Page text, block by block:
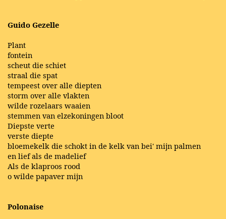
Guido Gezelle
Plant
fontein
scheut die schiet
straal die spat
tempeest over alle diepten
storm over alle vlakten
wilde rozelaars waaien
stemmen van elzekoningen bloot
Diepste verte
verste diepte
bloemekelk die schokt in de kelk van bei' mijn palmen
en lief als de madelief
Als de klaproos rood
o wilde papaver mijn
Polonaise